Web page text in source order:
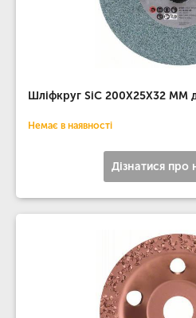
Шліфкруг SiC 200Х25Х32 MM
Немає в наявності
Дізнатися про